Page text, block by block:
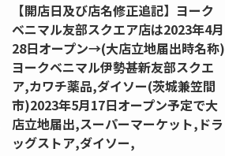
【開店日及び店名修正追記】ヨーク
ベニマル友部スクエア店は2023年4月
28日オープン→(大店立地届出時名称)
ヨークベニマル伊勢甚新友部スクエ
ア,カワチ薬品,ダイソー(茨城兼笠間
市)2023年5月17日オープン予定で大
店立地届出,スーパーマーケット,ドラ
ッグストア,ダイソー,